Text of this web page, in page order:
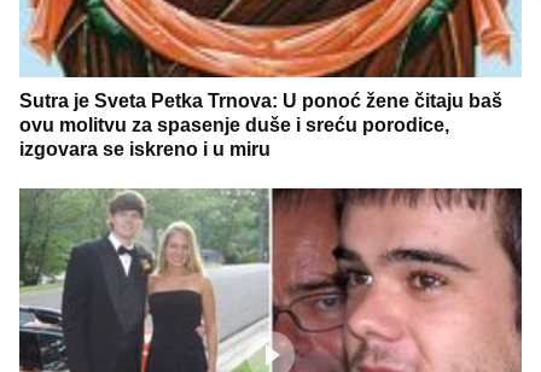
Sutra je Sveta Petka Trnova: U ponoć žene čitaju baš
ovu molitvu za spasenje duše i sreću porodice,
izgovara se iskreno i u miru